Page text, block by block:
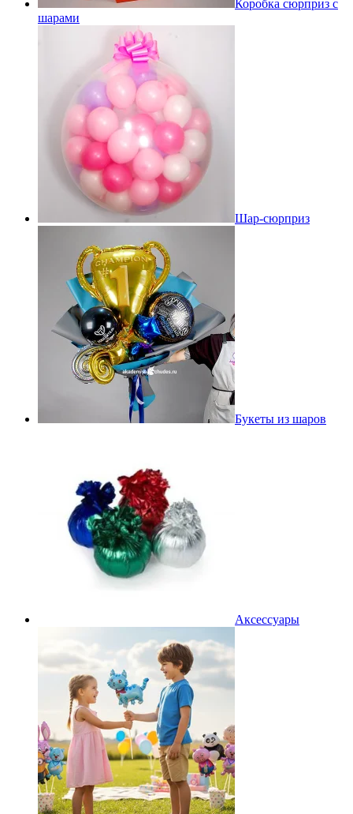
Коробка сюрприз с
шарами
Шар-сюрприз
Букеты из шаров
Аксессуары